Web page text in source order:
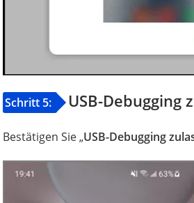
Schritt 5: USB-Debugging
Bestätigen Sie „USB-Debugging